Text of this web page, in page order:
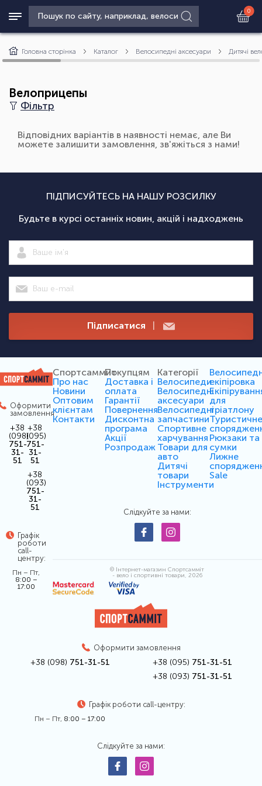
0
Головна сторінка Каталог Велосипедні аксесуари Дитячі
Велоприцепы
Фільтр
Відповідних варіантів в наявності немає, але Ви
можете залишити замовлення, зв'яжіться з нами!
ПІДПИСУЙТЕСЬ НА НАШУ РОЗСИЛКУ
Будьте в курсі останніх новин, акцій і надходжень
Підписатися |
Оформити
замовлення
+38
(098)
751-
31-
51
+38
(095)
751-
31-
51
+38
(093)
751-
31-
51
Графік
роботи
call-
центру:
Пн – Пт,
8:00 –
17:00
Спортсаммит
Про нас
Новини
Оптовим
клієнтам
Контакти
Покупцям
Доставка і
оплата
Гарантії
Повернення
Дисконтна
програма
Акції
Розпродаж
Категорії
Велосипеди
Велосипедні
аксесуари
Велосипедні
запчастини
Спортивне
харчування
Товари для
авто
Дитячі
товари
Інструменти
екіпіровка
для
тріатлону
Рюкзаки та
сумки
Лижне
Sale
Слідкуйте за нами:
© Інтернет-магазин Спортсамміт
- вело і спортивні товари, 2026
Оформити замовлення
+38 (098) 751-31-51 +38 (095) 751-31-51
+38 (093) 751-31-51
Графік роботи call-центру:
Пн – Пт, 8:00 – 17:00
Слідкуйте за нами: